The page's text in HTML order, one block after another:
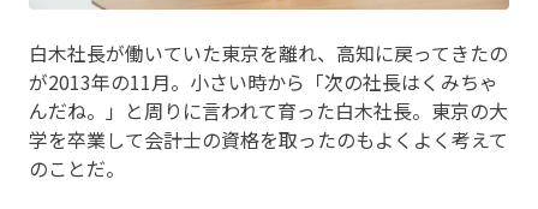
白木社長が働いていた東京を離れ、高知に戻ってきたの
が2013年の11月。小さい時から「次の社長はくみちゃ
んだね。」と周りに言われて育った白木社長。東京の大
学を卒業して会計士の資格を取ったのもよくよく考えて
のことだ。